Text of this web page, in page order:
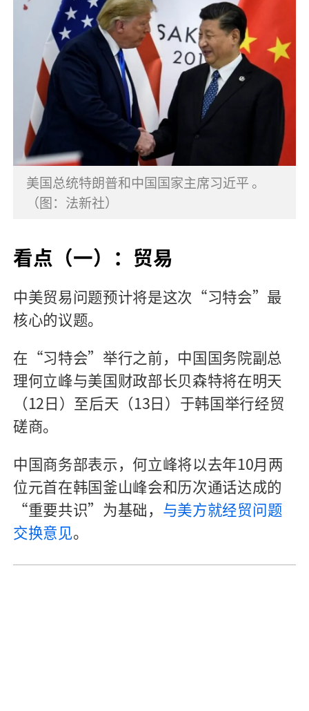
美国总统特朗普和中国国家主席习近平 。
（图：法新社）
看点（一）：贸易
中美贸易问题预计将是这次“习特会”最
核心的议题。
在“习特会”举行之前，中国国务院副总
理何立峰与美国财政部长贝森特将在明天
（12日）至后天（13日）于韩国举行经贸
磋商。
中国商务部表示，何立峰将以去年10月两
位元首在韩国釜山峰会和历次通话达成的
“重要共识”为基础， 与美方就经贸问题
交换意见。